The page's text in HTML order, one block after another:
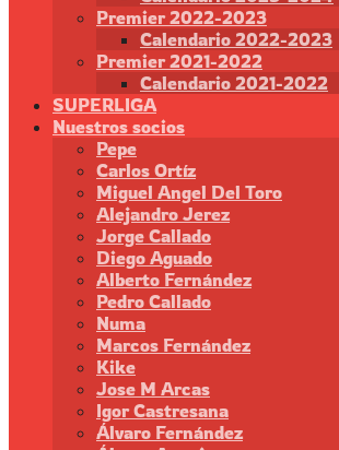
Premier 2022-2023
Calendario 2022-2023
Premier 2021-2022
Calendario 2021-2022
SUPERLIGA
Nuestros socios
Pepe
Carlos Ortíz
Miguel Angel Del Toro
Alejandro Jerez
Jorge Callado
Diego Aguado
Alberto Fernández
Pedro Callado
Numa
Marcos Fernández
Kike
Jose M Arcas
Igor Castresana
Álvaro Fernández